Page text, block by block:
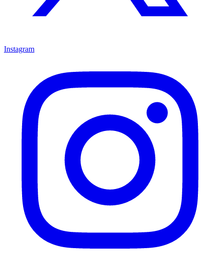
Instagram